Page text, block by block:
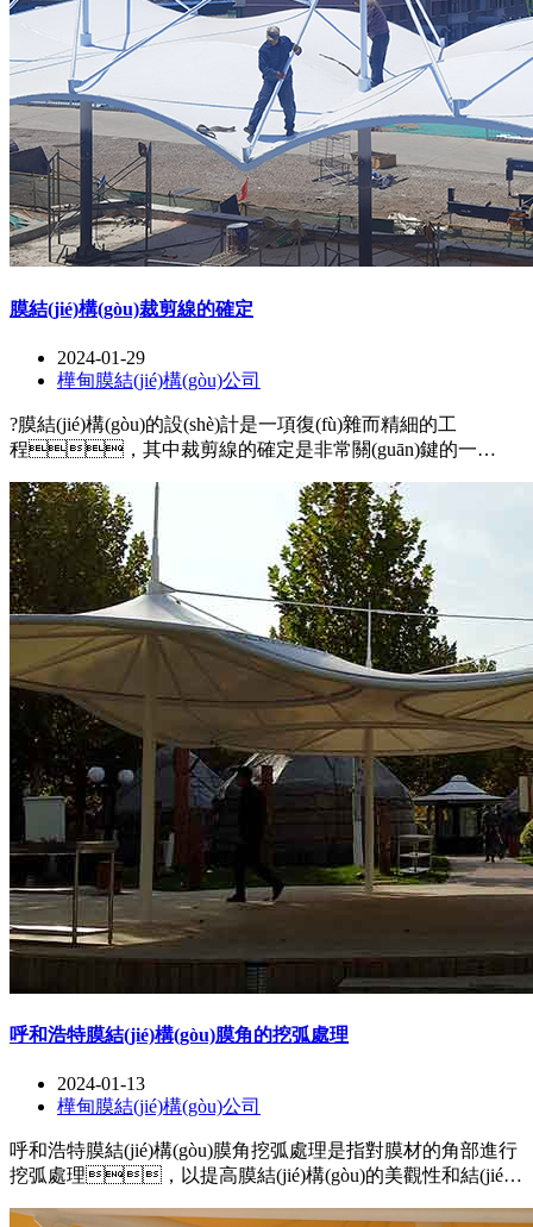
膜結(jié)構(gòu)裁剪線的確定
2024-01-29
樺甸膜結(jié)構(gòu)公司
?膜結(jié)構(gòu)的設(shè)計是一項復(fù)雜而精細的工
程，其中裁剪線的確定是非常關(guān)鍵的一
合，同時確保結(jié)構(gòu)的穩(wěn)定性和美觀性。
呼和浩特膜結(jié)構(gòu)膜角的挖弧處理
2024-01-13
樺甸膜結(jié)構(gòu)公司
呼和浩特膜結(jié)構(gòu)膜角挖弧處理是指對膜材的角部進行
挖弧處理，以提高膜結(jié)構(gòu)的美觀性和結(jié)